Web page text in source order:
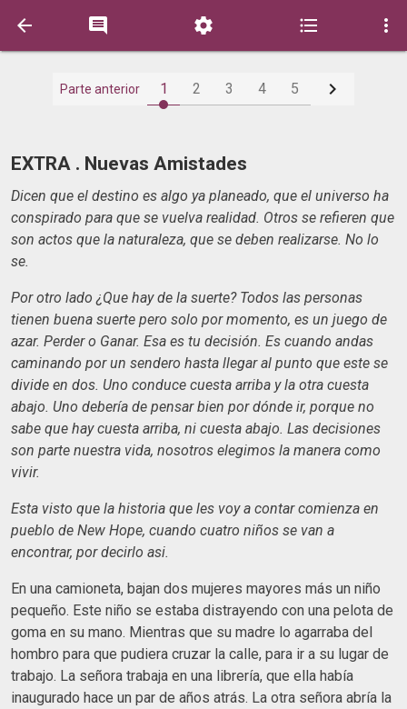
    
Parte anterior 1 2 3 4 5 
EXTRA . Nuevas Amistades
Dicen que el destino es algo ya planeado, que el universo ha
conspirado para que se vuelva realidad. Otros se refieren que
son actos que la naturaleza, que se deben realizarse. No lo
se.
Por otro lado ¿Que hay de la suerte? Todos las personas
tienen buena suerte pero solo por momento, es un juego de
azar. Perder o Ganar. Esa es tu decisión. Es cuando andas
caminando por un sendero hasta llegar al punto que este se
divide en dos. Uno conduce cuesta arriba y la otra cuesta
abajo. Uno debería de pensar bien por dónde ir, porque no
sabe que hay cuesta arriba, ni cuesta abajo. Las decisiones
son parte nuestra vida, nosotros elegimos la manera como
vivir.
Esta visto que la historia que les voy a contar comienza en
pueblo de New Hope, cuando cuatro niños se van a
encontrar, por decirlo asi.
En una camioneta, bajan dos mujeres mayores más un niño
pequeño. Este niño se estaba distrayendo con una pelota de
goma en su mano. Mientras que su madre lo agarraba del
hombro para que pudiera cruzar la calle, para ir a su lugar de
trabajo. La señora trabaja en una librería, que ella había
inaugurado hace un par de años atrás. La otra señora abría la